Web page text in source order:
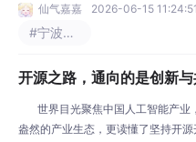
en"开源社区主办，蓝卓数字科技有
件行业协会人工智能专委会协办的"
仙气嘉嘉 2026-06-15 11:24:51
#宁波开源活动
开源之路，通向的是创新
世界目光聚焦中国人工智能产业
盎然的产业生态，更读懂了坚持